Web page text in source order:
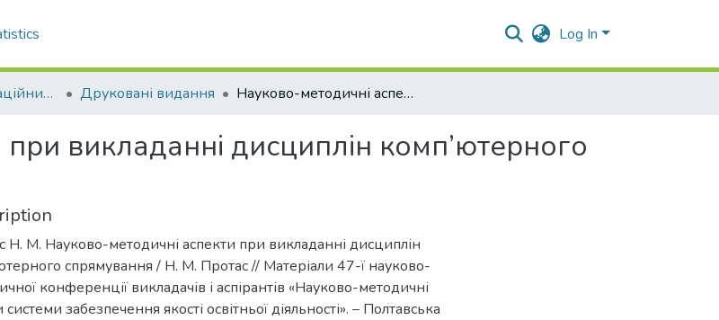
Log In
Кафедра інформаційних систем та технологій Друковані видання Науково-методичні аспекти при викладанні дисциплін комп’ютерного спрямування
викладанні дисциплін комп’ютерного
Н. М. Науково-методичні аспекти при викладанні дисциплін
спрямування / Н. М. Протас // Матеріали 47-ї науково-
конференції викладачів і аспірантів «Науково-методичні
системи забезпечення якості освітньої діяльності». – Полтавська